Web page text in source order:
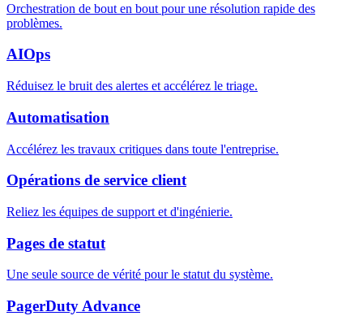
Orchestration de bout en bout pour une résolution rapide des
problèmes.
AIOps
Réduisez le bruit des alertes et accélérez le triage.
Automatisation
Accélérez les travaux critiques dans toute l'entreprise.
Opérations de service client
Reliez les équipes de support et d'ingénierie.
Pages de statut
Une seule source de vérité pour le statut du système.
PagerDuty Advance